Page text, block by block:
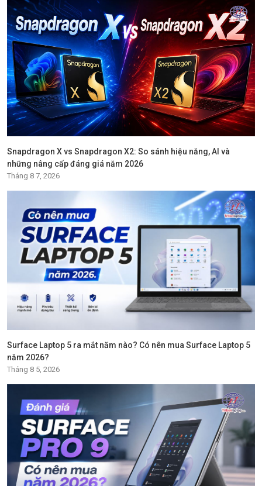
Snapdragon X vs Snapdragon X2: So sánh hiệu năng, AI và
những nâng cấp đáng giá năm 2026
Tháng 8 7, 2026
Surface Laptop 5 ra mắt năm nào? Có nên mua Surface Laptop 5
năm 2026?
Tháng 8 5, 2026